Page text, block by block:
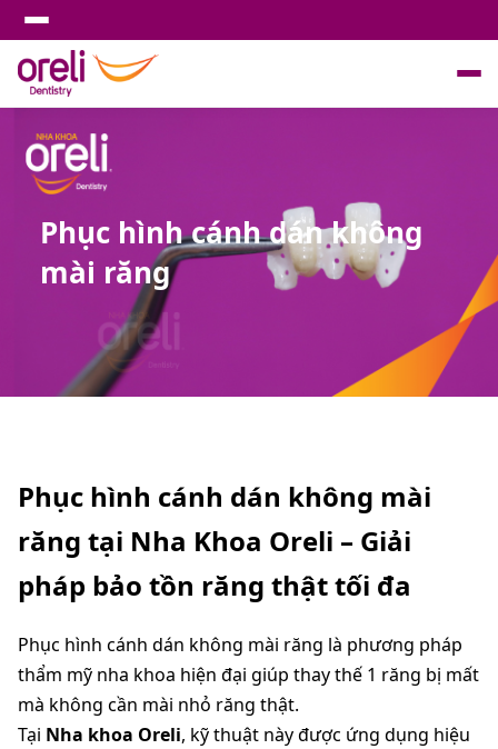
Phục hình cánh dán không
mài răng
Phục hình cánh dán không mài
răng tại Nha Khoa Oreli – Giải
pháp bảo tồn răng thật tối đa
Phục hình cánh dán không mài răng là phương pháp
thẩm mỹ nha khoa hiện đại giúp thay thế 1 răng bị mất
mà không cần mài nhỏ răng thật.
Tại Nha khoa Oreli, kỹ thuật này được ứng dụng hiệu